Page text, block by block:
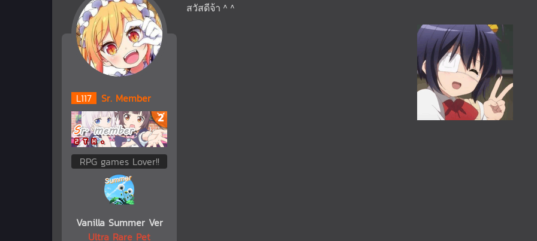
L117 Sr. Member
RPG games Lover!!
Vanilla Summer Ver
Ultra Rare Pet
สวัสดีจ้า ^ ^